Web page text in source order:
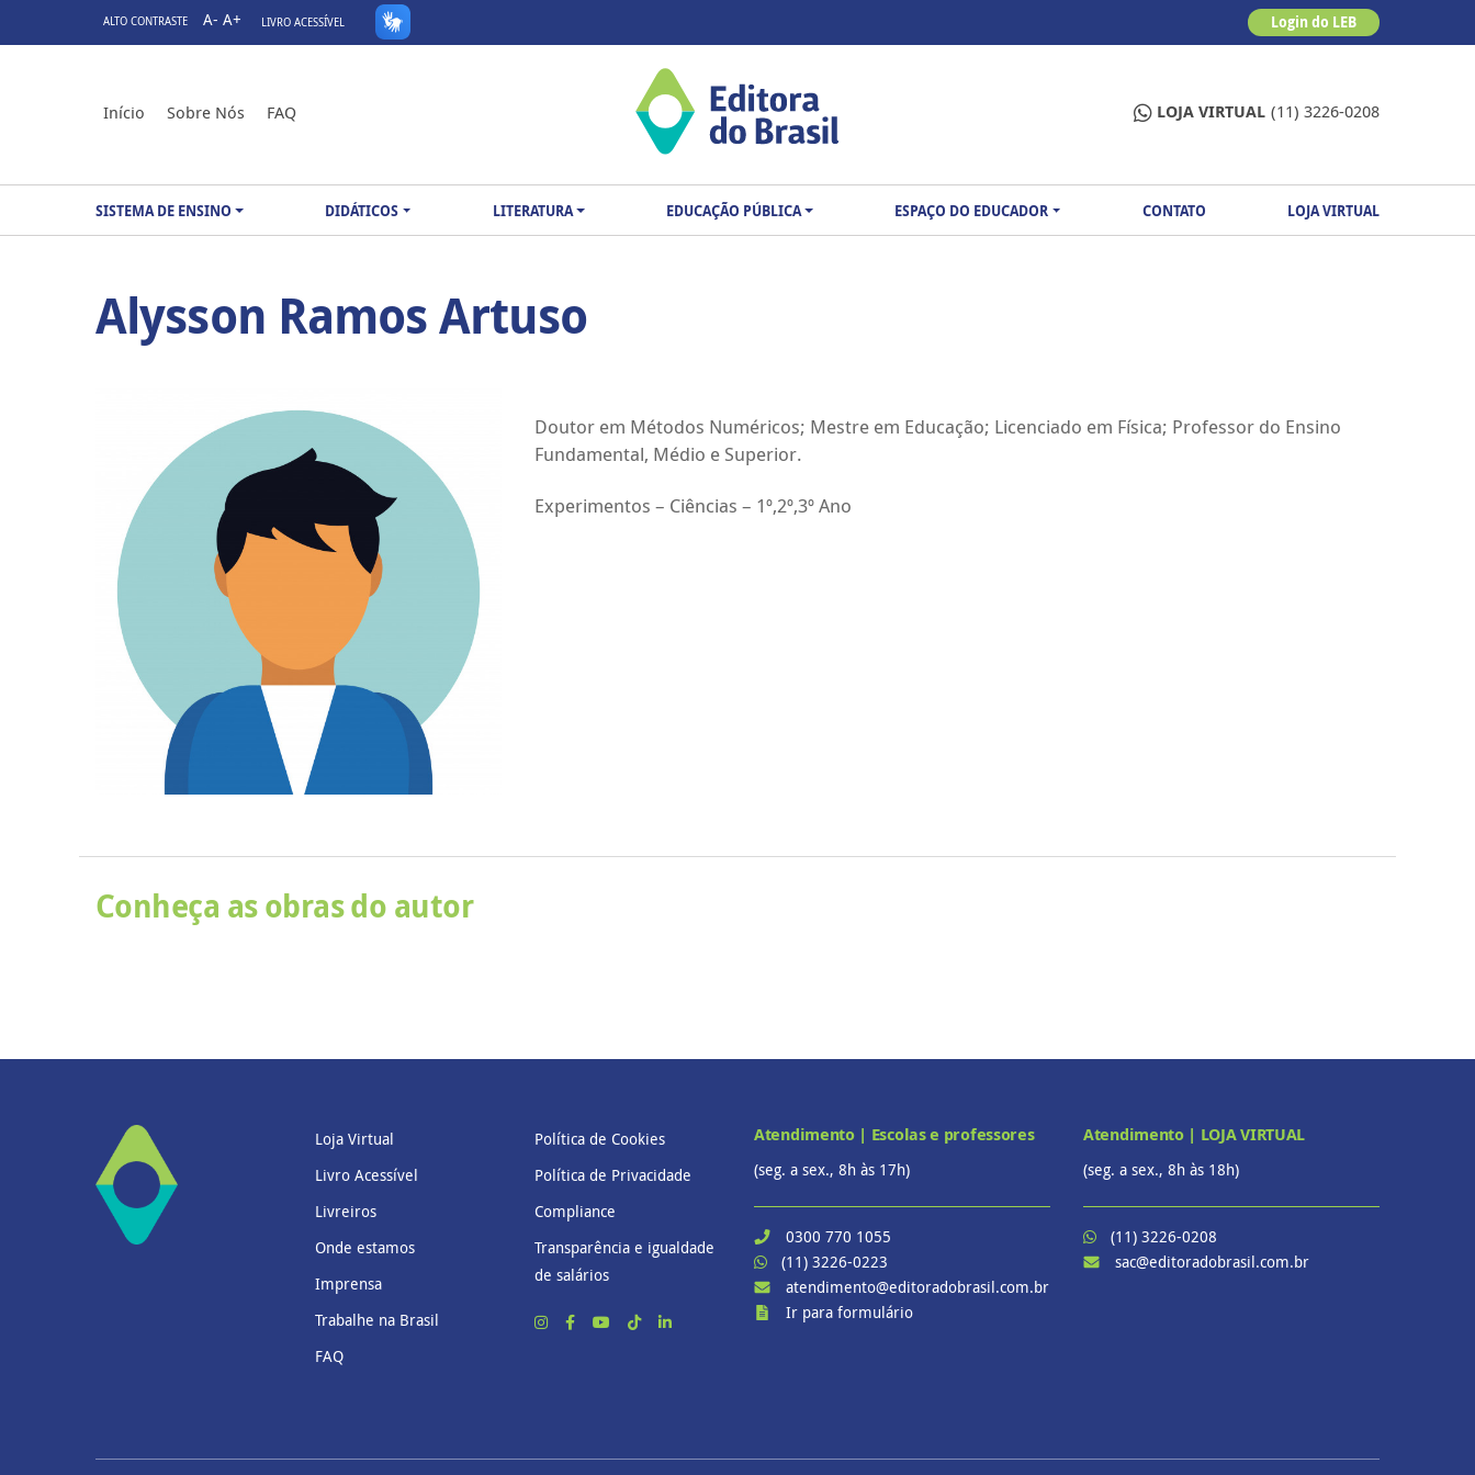
ALTO CONTRASTE A- A+ LIVRO ACESSÍVEL Login do LEB
Início Sobre Nós FAQ LOJA VIRTUAL (11) 3226-0208
SISTEMA DE ENSINO DIDÁTICOS LITERATURA EDUCAÇÃO PÚBLICA ESPAÇO DO EDUCADOR CONTATO LOJA VIRTUAL
Alysson Ramos Artuso
Doutor em Métodos Numéricos; Mestre em Educação; Licenciado em Física; Professor do Ensino
Fundamental, Médio e Superior.
Experimentos – Ciências – 1º,2º,3º Ano
Conheça as obras do autor
Loja Virtual
Livro Acessível
Livreiros
Onde estamos
Imprensa
Trabalhe na Brasil
FAQ
Política de Cookies
Política de Privacidade
Compliance
Transparência e igualdade
de salários
Atendimento | Escolas e professores
(seg. a sex., 8h às 17h)
0300 770 1055
(11) 3226-0223
atendimento@editoradobrasil.com.br
Ir para formulário
Atendimento | LOJA VIRTUAL
(seg. a sex., 8h às 18h)
(11) 3226-0208
sac@editoradobrasil.com.br